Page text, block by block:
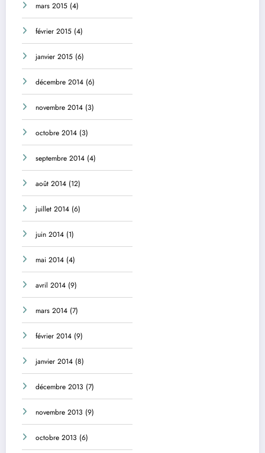
mars 2015 (4)
février 2015 (4)
janvier 2015 (6)
décembre 2014 (6)
novembre 2014 (3)
octobre 2014 (3)
septembre 2014 (4)
août 2014 (12)
juillet 2014 (6)
juin 2014 (1)
mai 2014 (4)
avril 2014 (9)
mars 2014 (7)
février 2014 (9)
janvier 2014 (8)
décembre 2013 (7)
novembre 2013 (9)
octobre 2013 (6)